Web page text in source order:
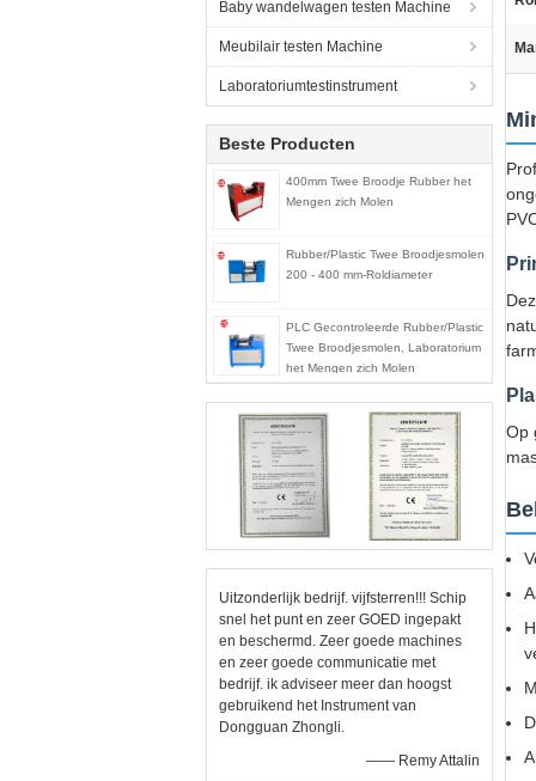
Baby wandelwagen testen Machine
Meubilair testen Machine
Laboratoriumtestinstrument
Beste Producten
400mm Twee Broodje Rubber het
Mengen zich Molen
Rubber/Plastic Twee Broodjesmolen
200 - 400 mm-Roldiameter
PLC Gecontroleerde Rubber/Plastic
Twee Broodjesmolen, Laboratorium
het Mengen zich Molen
Uitzonderlijk bedrijf. vijfsterren!!! Schip
snel het punt en zeer GOED ingepakt
en beschermd. Zeer goede machines
en zeer goede communicatie met
bedrijf. ik adviseer meer dan hoogst
gebruikend het Instrument van
Dongguan Zhongli.
—— Remy Attalin
Op